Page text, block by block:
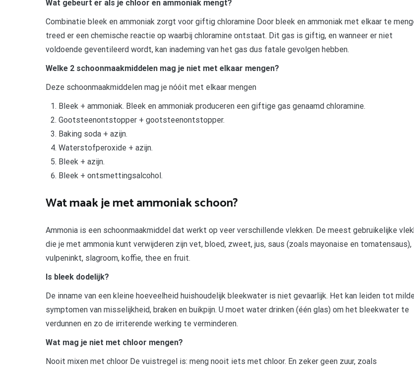
Wat gebeurt er als je chloor en ammoniak mengt?
Combinatie bleek en ammoniak zorgt voor giftig chloramine Door bleek en ammoniak met elkaar te
treed er een chemische reactie op waarbij chloramine ontstaat. Dit gas is giftig, en wanneer er niet
voldoende geventileerd wordt, kan inademing van het gas dus fatale gevolgen hebben.
Welke 2 schoonmaakmiddelen mag je niet met elkaar mengen?
Deze schoonmaakmiddelen mag je nóóit met elkaar mengen
Bleek + ammoniak. Bleek en ammoniak produceren een giftige gas genaamd chloramine.
Gootsteenontstopper + gootsteenontstopper.
Baking soda + azijn.
Waterstofperoxide + azijn.
Bleek + azijn.
Bleek + ontsmettingsalcohol.
Wat maak je met ammoniak schoon?
Ammonia is een schoonmaakmiddel dat werkt op veer verschillende vlekken. De meest gebruikelijke
die je met ammonia kunt verwijderen zijn vet, bloed, zweet, jus, saus (zoals mayonaise en tomatensaus),
vulpeninkt, slagroom, koffie, thee en fruit.
Is bleek dodelijk?
De inname van een kleine hoeveelheid huishoudelijk bleekwater is niet gevaarlijk. Het kan leiden tot
symptomen van misselijkheid, braken en buikpijn. U moet water drinken (één glas) om het bleekwater te
verdunnen en zo de irriterende werking te verminderen.
Wat mag je niet met chloor mengen?
Nooit mixen met chloor De vuistregel is: meng nooit iets met chloor. En zeker geen zuur, zoals